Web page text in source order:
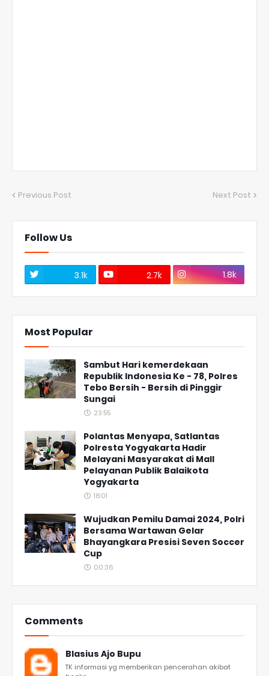
Previous Post Next Post
Follow Us
3.1k 2.7k 1.8k
Most Popular
Sambut Hari kemerdekaan
Republik Indonesia Ke - 78, Polres
Tebo Bersih - Bersih di Pinggir
Sungai
23:55
Polantas Menyapa, Satlantas
Polresta Yogyakarta Hadir
Melayani Masyarakat di Mall
Pelayanan Publik Balaikota
Yogyakarta
18:01
Wujudkan Pemilu Damai 2024, Polri
Bersama Wartawan Gelar
Bhayangkara Presisi Seven Soccer
Cup
00:36
Comments
Blasius Ajo Bupu
TK informasi yg memberikan pencerahan akibat